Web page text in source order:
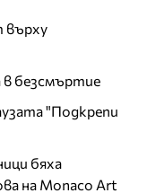
върху
безсмъртие
"Подкрепи
бяха
на Monaco Art